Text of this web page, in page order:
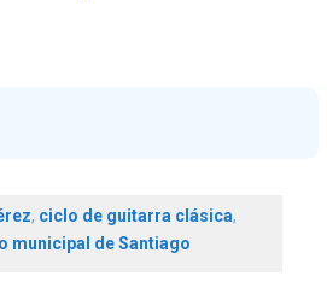
, ciclo de guitarra clásica,
municipal de Santiago